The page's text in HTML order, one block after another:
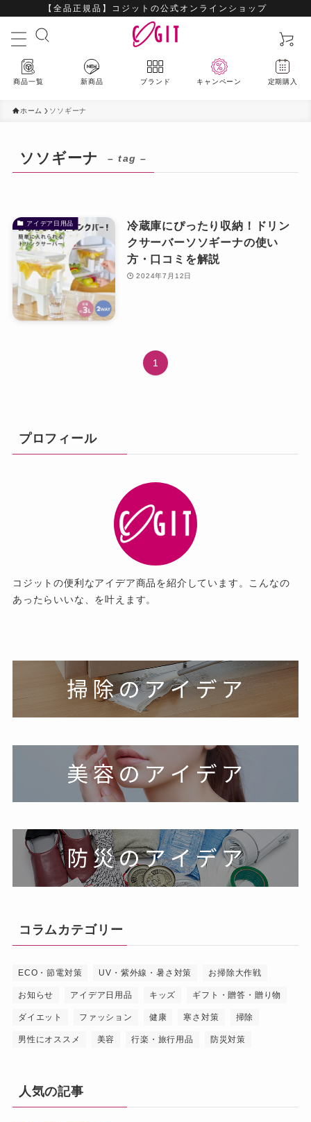
【全品正規品】コジットの公式オンラインショップ
商品一覧 新商品 ブランド キャンペーン 定期購入
最新入荷アイテムはこちら
ビューティー
ファッション
ベビー・キッズ
SALE
プライバシーポリシー
ホーム ソソギーナ
ソソギーナ – tag –
アイデア日用品
冷蔵庫にぴったり収納！ドリン
クサーバーソソギーナの使い
方・口コミを解説
2024年7月12日
1
プロフィール
コジットの便利なアイデア商品を紹介しています。こんなの
あったらいいな、を叶えます。
コラムカテゴリー
ECO・節電対策 UV・紫外線・暑さ対策 お掃除大作戦
お知らせ アイデア日用品 キッズ ギフト・贈答・贈り物
ダイエット ファッション 健康 寒さ対策 掃除
男性にオススメ 美容 行楽・旅行用品 防災対策
人気の記事